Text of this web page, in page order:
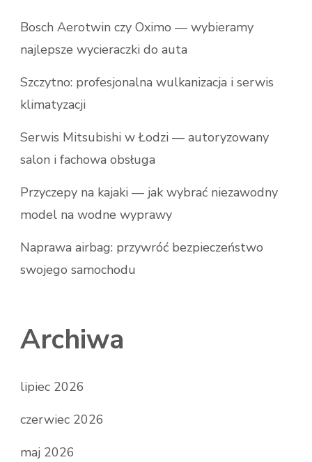
Bosch Aerotwin czy Oximo — wybieramy
najlepsze wycieraczki do auta
Szczytno: profesjonalna wulkanizacja i serwis
klimatyzacji
Serwis Mitsubishi w Łodzi — autoryzowany
salon i fachowa obsługa
Przyczepy na kajaki — jak wybrać niezawodny
model na wodne wyprawy
Naprawa airbag: przywróć bezpieczeństwo
swojego samochodu
Archiwa
lipiec 2026
czerwiec 2026
maj 2026